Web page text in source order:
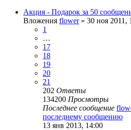
Акция - Подарок за 50
Вложения flower» 30 ноя 2011,
1
…
17
18
19
20
21
202 Ответы
134200 Просмотры
Последнее сообщение
последнему сообщению
13 янв 2013, 14:00